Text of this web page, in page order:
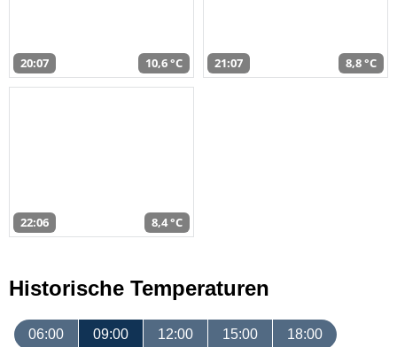
20:07 10,6 °C 21:07 8,8 °C
22:06 8,4 °C
Historische Temperaturen
06:00 09:00 12:00 15:00 18:00